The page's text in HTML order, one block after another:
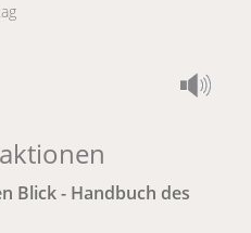
Blick - Handbuch des